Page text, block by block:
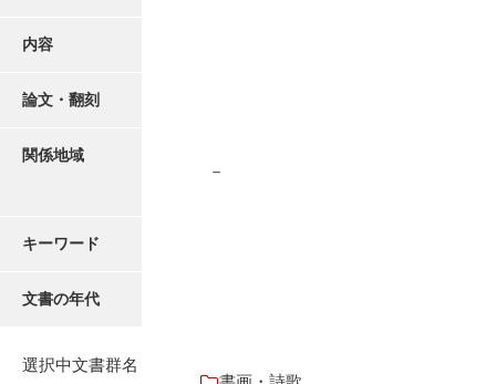
阿武家文書(美祢市２)
内容
論文・翻刻
関係地域
－
キーワード
文書の年代
選択中文書群名